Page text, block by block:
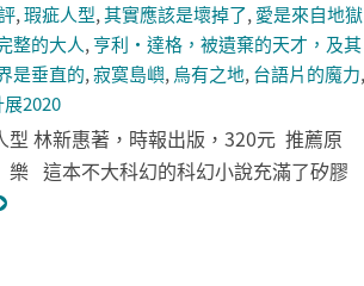
,瑕疵人型,其實應該是壞掉了, 愛是來自地獄
整的大人,亨利‧達格，被遺棄的天才，及其
是垂直的,寂寞島嶼, 烏有之地, 台語片的魔力,
2020
林新惠著，時報出版，320元 推薦原
這本不大科幻的科幻小說充滿了矽膠